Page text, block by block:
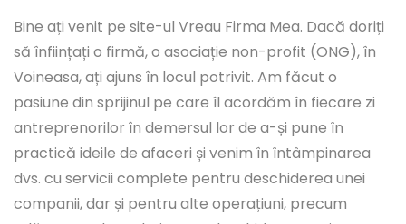
Bine ați venit pe site-ul Vreau Firma Mea. Dacă doriți
să înființați o firmă, o asociație non-profit (ONG), în
Voineasa, ați ajuns în locul potrivit. Am făcut o
pasiune din sprijinul pe care îl acordăm în fiecare zi
antreprenorilor în demersul lor de a-și pune în
practică ideile de afaceri și venim în întâmpinarea
dvs. cu servicii complete pentru deschiderea unei
companii, dar și pentru alte operațiuni, precum